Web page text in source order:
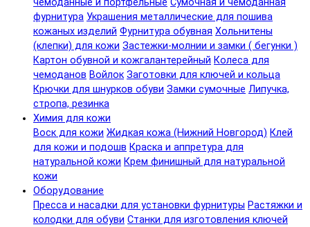
фурнитура Украшения металлические для пошива
кожаных изделий Фурнитура обувная Хольнитены
(клепки) для кожи Застежки-молнии и замки ( бегунки )
Картон обувной и кожгалантерейный Колеса для
чемоданов Войлок Заготовки для ключей и кольца
Крючки для шнурков обуви Замки сумочные Липучка,
стропа, резинка
Химия для кожи
Воск для кожи Жидкая кожа (Нижний Новгород) Клей
для кожи и подошв Краска и аппретура для
натуральной кожи Крем финишный для натуральной
кожи
Оборудование
Пресса и насадки для установки фурнитуры Растяжки и
колодки для обуви Станки для изготовления ключей